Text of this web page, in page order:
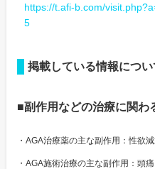
https://t.afi-b.com/
5
掲載している情報につ
■副作用などの治療に関わ
・AGA治療薬の主な副作用：性欲
・AGA施術治療の主な副作用：頭